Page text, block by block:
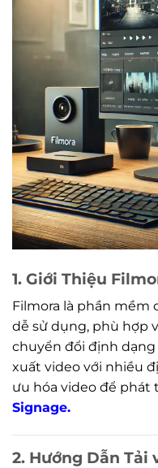
1. Giới Thiệu
Filmora là phần mềm
dễ sử dụng, phù hợp
chuyển đổi định
xuất video với nhiều
ưu hóa video để phát
Signage.
2. Hướng Dẫn Tải